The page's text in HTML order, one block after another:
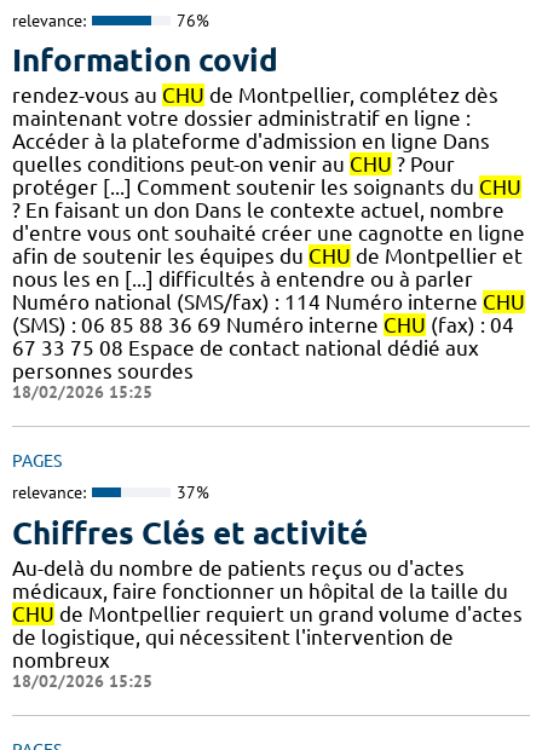
relevance: 76%
Information covid
rendez-vous au CHU de Montpellier, complétez dès
maintenant votre dossier administratif en ligne :
Accéder à la plateforme d'admission en ligne Dans
quelles conditions peut-on venir au CHU ? Pour
protéger [...] Comment soutenir les soignants du CHU
? En faisant un don Dans le contexte actuel, nombre
d'entre vous ont souhaité créer une cagnotte en ligne
afin de soutenir les équipes du CHU de Montpellier et
nous les en [...] difficultés à entendre ou à parler
Numéro national (SMS/fax) : 114 Numéro interne CHU
(SMS) : 06 85 88 36 69 Numéro interne CHU (fax) : 04
67 33 75 08 Espace de contact national dédié aux
personnes sourdes
18/02/2026 15:25
PAGES
relevance: 37%
Chiffres Clés et activité
Au-delà du nombre de patients reçus ou d'actes
médicaux, faire fonctionner un hôpital de la taille du
CHU de Montpellier requiert un grand volume d'actes
de logistique, qui nécessitent l'intervention de
nombreux
18/02/2026 15:25